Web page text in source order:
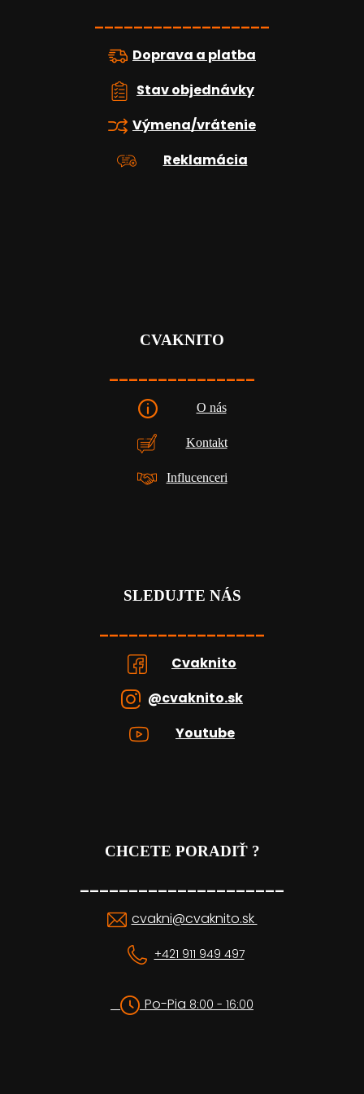
__________________
Doprava a platba
Stav objednávky
Výmena/vrátenie
Reklamácia
CVAKNITO
_______________
O nás
Kontakt
Influcenceri
SLEDUJTE NÁS
_________________
Cvaknito
@cvaknito.sk
Youtube
CHCETE PORADIŤ ?
_____________________
cvakni@cvaknito.sk
+421 911 949 497
Po-Pia 8:00 - 16:00